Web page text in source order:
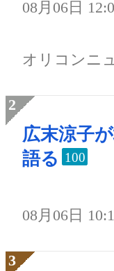
08月06日
オリコンニ
広末涼子
語る 100
08月06日